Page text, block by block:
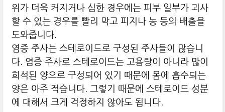
위가 더욱 커지거나 심한 경우에는 피부 일부가 괴사
할 수 있는 경우를 빨리 막고 피지나 농 등의 배출을
도와줍니다.
염증 주사는 스테로이드로 구성된 주사들이 많습니
다. 염증 주사로 스테로이드는 고용량이 아니라 많이
희석된 양으로 구성되어 있기 때문에 몸에 흡수되는
양은 아주 적습니다. 그렇기 때문에 스테로이드 성분
에 대해서 크게 걱정하지 않아도 됩니다.